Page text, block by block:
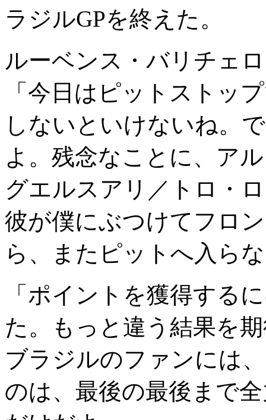
ラジルGPを終えた。
ルーベンス・バリチェロ
「今日はピットストッ
しないといけないね。
よ。残念なことに、ア
グエルスアリ／トロ・
彼が僕にぶつけてフロ
ら、またピットへ入ら
「ポイントを獲得する
た。もっと違う結果を
ブラジルのファンには
のは、最後の最後まで